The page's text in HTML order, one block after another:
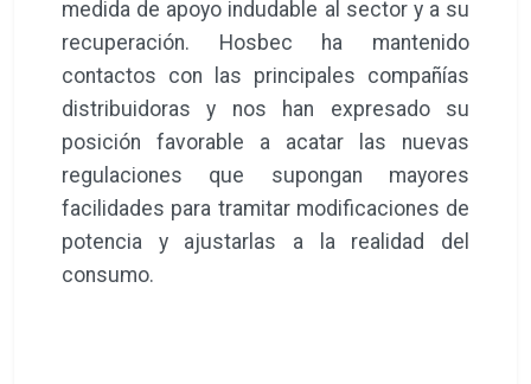
medida de apoyo indudable al sector y a su
recuperación. Hosbec ha mantenido
contactos con las principales compañías
distribuidoras y nos han expresado su
posición favorable a acatar las nuevas
regulaciones que supongan mayores
facilidades para tramitar modificaciones de
potencia y ajustarlas a la realidad del
consumo.